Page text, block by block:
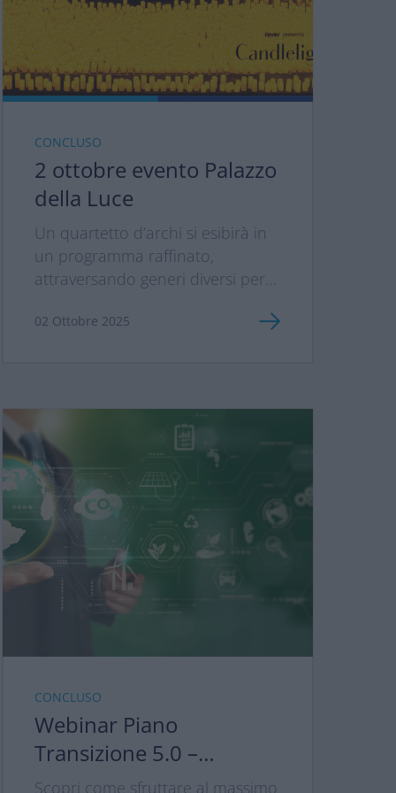
CONCLUSO
2 ottobre evento Palazzo
della Luce
Un quartetto d’archi si esibirà in
un programma raffinato,
attraversando generi diversi per
nuova,...
02 Ottobre 2025
CONCLUSO
Webinar Piano
Transizione 5.0 –
Transizione Green per
Scopri come sfruttare al massimo